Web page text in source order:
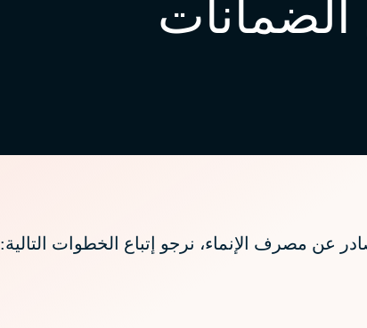
عن مصرف الإنماء، نرجو إتباع الخطوات التالية: